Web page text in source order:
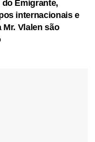
Emigrante,
internacionais e
Vlalen são